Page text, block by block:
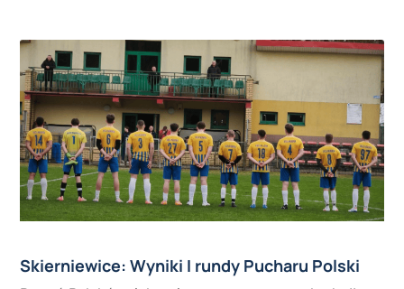
Skierniewice: Wyniki I rundy Pucharu Polski